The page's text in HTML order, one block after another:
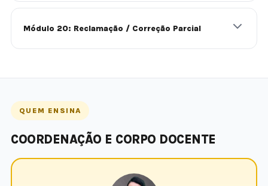
Módulo 20: Reclamação / Correção Parcial
QUEM ENSINA
COORDENAÇÃO E CORPO DOCENTE